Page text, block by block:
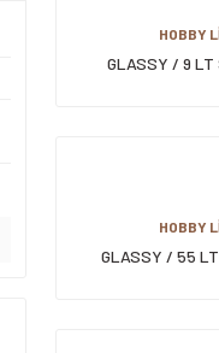
HOBBY
GLASSY / 9 LT
HOBBY
GLASSY / 55